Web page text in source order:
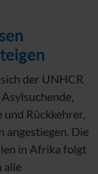
der UNHCR
Rückkehrer,
Die
in Afrika folgt
alle